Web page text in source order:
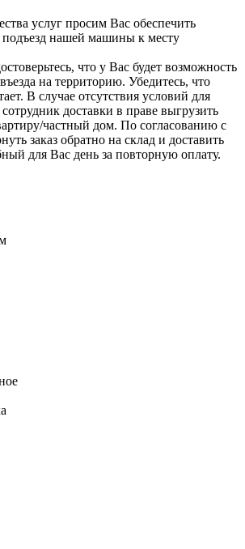
услуг просим Вас обеспечить
подъезд нашей машины к месту
что у Вас будет возможность
на территорию. Убедитесь, что
В случае отсутствия условий для
доставки в праве выгрузить
частный дом. По согласованию с
заказ обратно на склад и доставить
для Вас день за повторную оплату.